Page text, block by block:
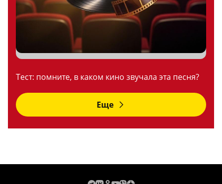
Тест: помните, в каком кино звучала эта песня?
Еще